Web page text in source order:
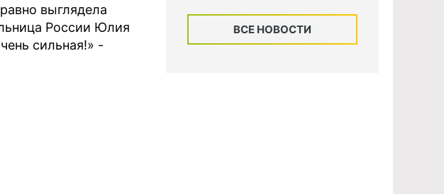
выглядела
России Юлия
сильная!» -
ВСЕ НОВОСТИ